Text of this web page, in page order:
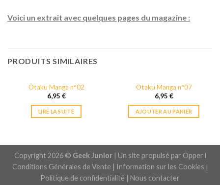
Voici un extrait avec quelques pages du magazine :
PRODUITS SIMILAIRES
RUPTURE DE STOCK
Otaku Manga n°02
6,95 €
LIRE LA SUITE
Otaku Manga n°07
6,95 €
AJOUTER AU PANIER
Copyright 2026 © Geek Junior| Un site propulsé par Opper l
Conditions Générales de Vente | Information sur les Cookies |
Politique de confidentialité | Nous contacter